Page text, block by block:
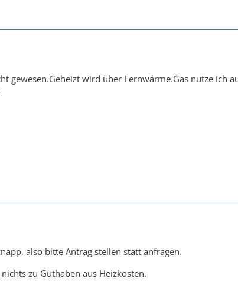
gewesen.Geheizt wird über Fernwärme.Gas nutze ich
also bitte Antrag stellen statt anfragen.
zu Guthaben aus Heizkosten.